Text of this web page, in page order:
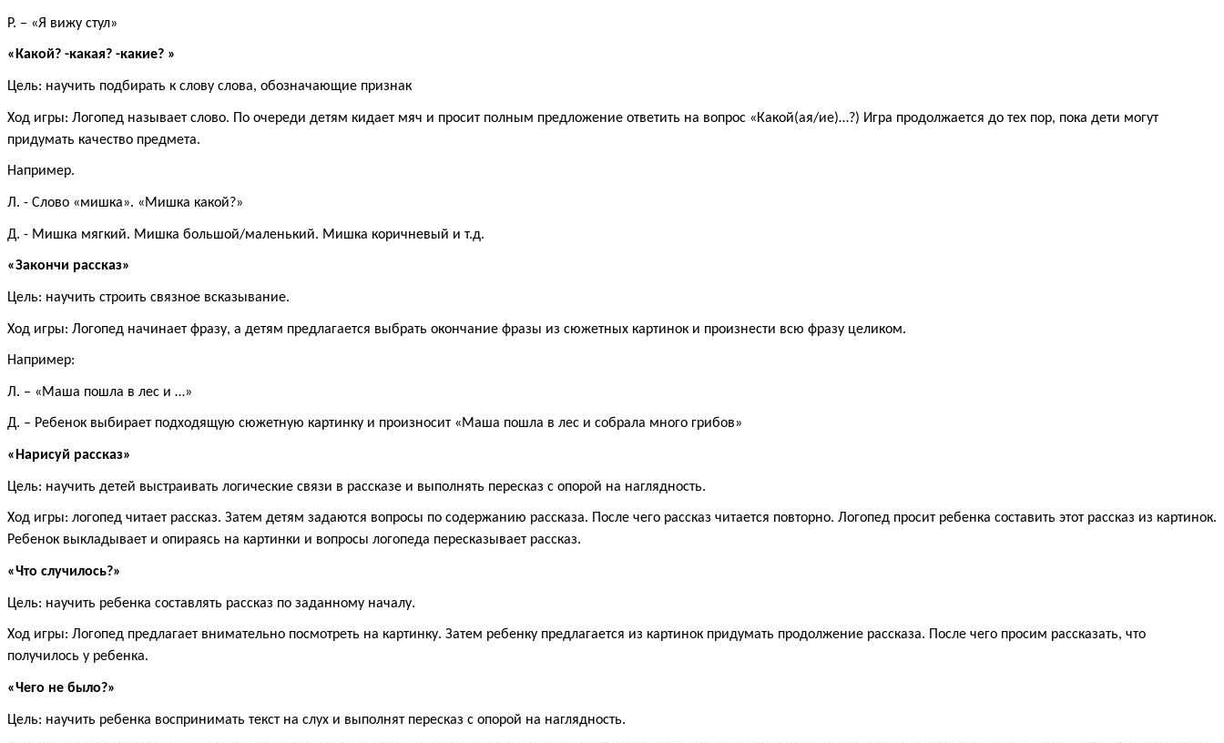
Р. – «Я вижу стул»
«Какой? -какая? -какие? »
Цель: научить подбирать к слову слова, обозначающие признак
Ход игры: Логопед называет слово. По очереди детям кидает мяч и просит полным предложение ответить на вопрос «Какой(ая/ие)…?) Игра продолжается до тех пор, пока дети могут
придумать качество предмета.
Например.
Л. - Слово «мишка». «Мишка какой?»
Д. - Мишка мягкий. Мишка большой/маленький. Мишка коричневый и т.д.
«Закончи рассказ»
Цель: научить строить связное всказывание.
Ход игры: Логопед начинает фразу, а детям предлагается выбрать окончание фразы из сюжетных картинок и произнести всю фразу целиком.
Например:
Л. – «Маша пошла в лес и …»
Д. – Ребенок выбирает подходящую сюжетную картинку и произносит «Маша пошла в лес и собрала много грибов»
«Нарисуй рассказ»
Цель: научить детей выстраивать логические связи в рассказе и выполнять пересказ с опорой на наглядность.
Ход игры: логопед читает рассказ. Затем детям задаются вопросы по содержанию рассказа. После чего рассказ читается повторно. Логопед просит ребенка составить этот рассказ из картинок.
Ребенок выкладывает и опираясь на картинки и вопросы логопеда пересказывает рассказ.
«Что случилось?»
Цель: научить ребенка составлять рассказ по заданному началу.
Ход игры: Логопед предлагает внимательно посмотреть на картинку. Затем ребенку предлагается из картинок придумать продолжение рассказа. После чего просим рассказать, что
получилось у ребенка.
«Чего не было?»
Цель: научить ребенка воспринимать текст на слух и выполнят пересказ с опорой на наглядность.